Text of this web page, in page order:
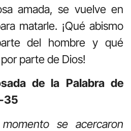
amada, se vuelve en
matarle. ¡Qué abismo
del hombre y qué
parte de Dios!
de la Palabra de
35
se acercaron